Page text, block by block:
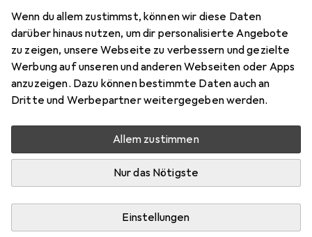
Wenn du allem zustimmst, können wir diese Daten
darüber hinaus nutzen, um dir personalisierte Angebote
zu zeigen, unsere Webseite zu verbessern und gezielte
Werbung auf unseren und anderen Webseiten oder Apps
anzuzeigen. Dazu können bestimmte Daten auch an
Dritte und Werbepartner weitergegeben werden.
Allem zustimmen
Nur das Nötigste
Einstellungen
Preis in EUR inkl. MwSt.
Bewertungen
Zwischen Mo, 14.9. und Di, 29.9. geliefert
Benachrichtigen, wenn schneller verfügbar
Lieferort angeben für genaue Lieferzeit
In den Warenkorb